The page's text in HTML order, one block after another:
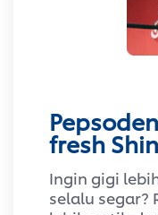
fresh
Ingin gigi
selalu segar?